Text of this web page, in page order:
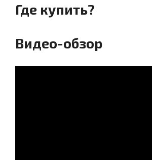
Где купить?
Видео-обзор